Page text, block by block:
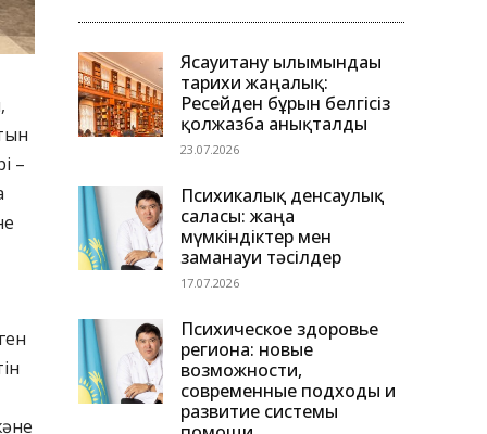
–
Ясауитану ғылымындағы
тарихи жаңалық:
Ресейден бұрын белгісіз
қолжазба анықталды
23.07.2026
Психикалық денсаулық
саласы: жаңа
мүмкіндіктер мен
заманауи тәсілдер
17.07.2026
Психическое здоровье
региона: новые
возможности,
современные подходы и
развитие системы